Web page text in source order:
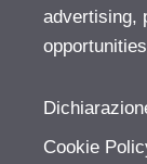
advertising,
Cookie